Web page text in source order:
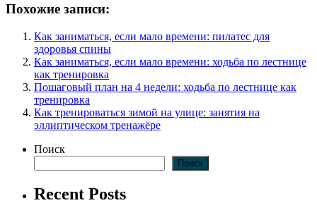
Похожие записи:
Как заниматься, если мало времени: пилатес для
здоровья спины
Как заниматься, если мало времени: ходьба по лестнице
как тренировка
Пошаговый план на 4 недели: ходьба по лестнице как
тренировка
Как тренироваться зимой на улице: занятия на
эллиптическом тренажёре
Поиск
Поиск
Recent Posts